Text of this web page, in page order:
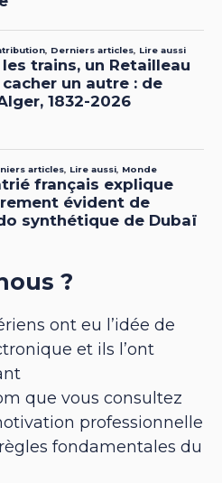
?
ont eu l’idée de
et ils l’ont
que vous consultez
professionnelle
fondamentales du